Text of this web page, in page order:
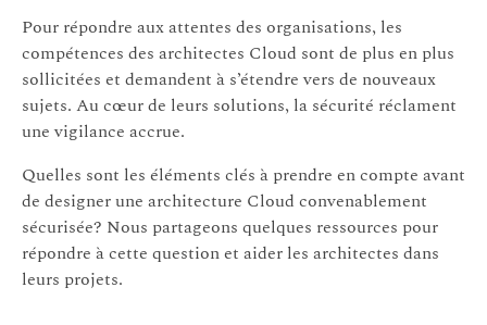
Pour répondre aux attentes des organisations, les
compétences des architectes Cloud sont de plus en plus
sollicitées et demandent à s’étendre vers de nouveaux
sujets. Au cœur de leurs solutions, la sécurité réclament
une vigilance accrue.
Quelles sont les éléments clés à prendre en compte avant
de designer une architecture Cloud convenablement
sécurisée? Nous partageons quelques ressources pour
répondre à cette question et aider les architectes dans
leurs projets.